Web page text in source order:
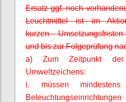
Ersatz ggf. noch
Leuchtmittel ist im
kurzen
und bis zur Folgeprüfung
a) Zum Zeitpunkt
Umweltzeichens:
i. müssen